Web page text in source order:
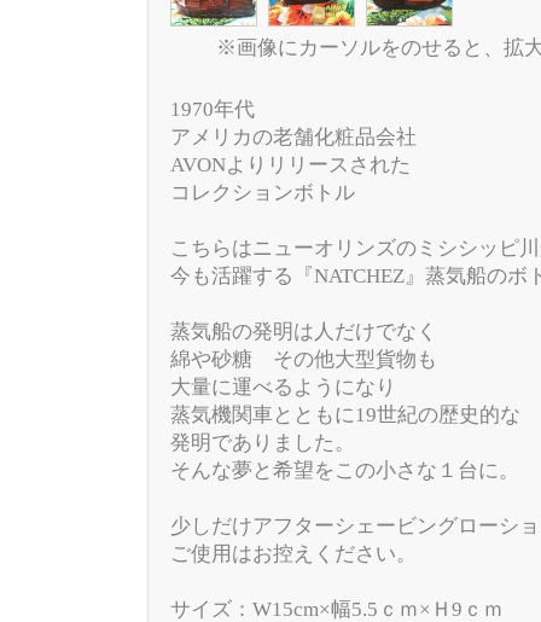
※画像にカーソルをのせると、拡
1970年代
アメリカの老舗化粧品会社
AVONよりリリースされた
コレクションボトル
こちらはニューオリンズのミシシッピ
今も活躍する『NATCHEZ』蒸気船のボ
蒸気船の発明は人だけでなく
綿や砂糖 その他大型貨物も
大量に運べるようになり
蒸気機関車とともに19世紀の歴史的な
発明でありました。
そんな夢と希望をこの小さな１台に。
少しだけアフターシェービングローシ
ご使用はお控えください。
サイズ：W15cm×幅5.5ｃｍ×Ｈ9ｃｍ